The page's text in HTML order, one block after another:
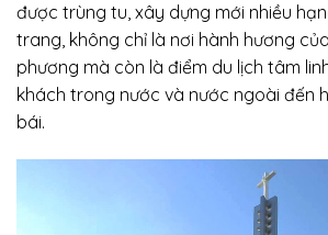
được trùng tu, xây dựng mới nhiều
trang, không chỉ là nơi hành hương
phương mà còn là điểm du lịch tâm
khách trong nước và nước ngoài đến
bái.